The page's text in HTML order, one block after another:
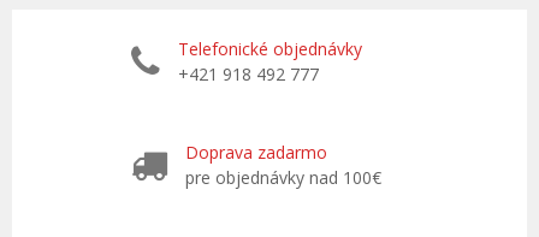
Telefonické objednávky
+421 918 492 777
Doprava zadarmo
pre objednávky nad 100€